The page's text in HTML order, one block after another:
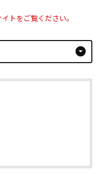
トをご覧ください。
arrow_drop_down_circle